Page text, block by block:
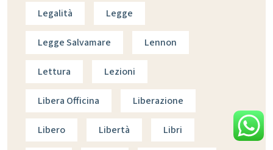
Legalità Legge
Legge Salvamare Lennon
Lettura Lezioni
Libera Officina Liberazione
Libero Libertà Libri